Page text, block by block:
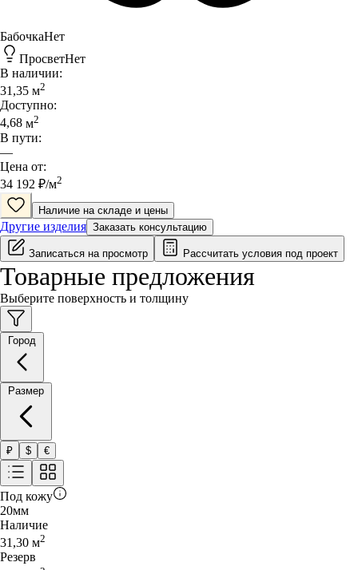
БабочкаНет
ПросветНет
В наличии:
31,35 м2
Доступно:
4,68 м2
В пути:
—
Цена от:
34 192 ₽/м2
Наличие на складе и цены
Другие изделия Заказать консультацию
Записаться на просмотр Рассчитать условия под проект
Товарные предложения
Выберите поверхность и толщину
₽ $ €
Под кожу
20мм
Наличие
31,30 м2
Резерв